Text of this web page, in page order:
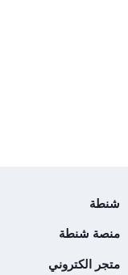
شنطة
منصة شنطة
متجر الكتروني